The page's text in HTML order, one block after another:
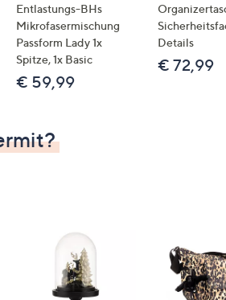
Entlastungs-BHs
Mikrofasermischung
Passform Lady 1x
Spitze, 1x Basic
€ 59,99
Details
€ 72,99